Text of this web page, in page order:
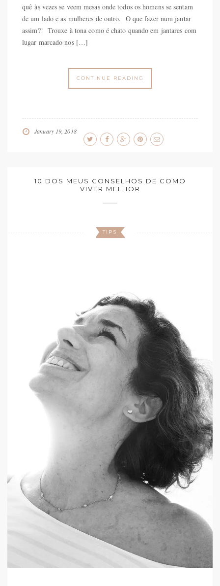
quê às vezes se veem mesas onde todos os homens se sentam
de um lado e as mulheres de outro. O que fazer num jantar
assim?! Trouxe à tona como é chato quando em jantares com
lugar marcado nos […]
CONTINUE READING
January 19, 2018
10 DOS MEUS CONSELHOS DE COMO
VIVER MELHOR
TIPS